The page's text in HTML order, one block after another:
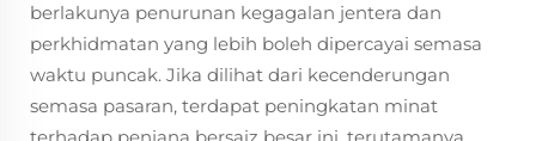
berlakunya penurunan kegagalan jentera dan
perkhidmatan yang lebih boleh dipercayai semasa
waktu puncak. Jika dilihat dari kecenderungan
semasa pasaran, terdapat peningkatan minat